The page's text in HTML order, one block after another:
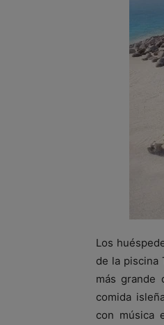
Los
de la piscina
más grande
comida
con música